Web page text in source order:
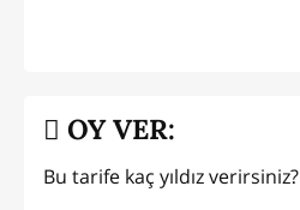
OY VER:
Bu tarife kaç yıldız verirsiniz?